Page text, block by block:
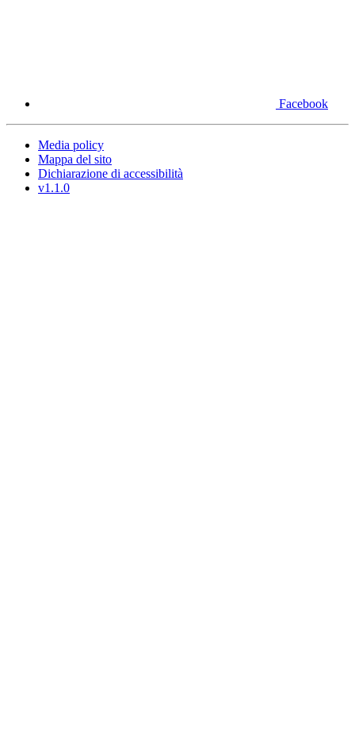
Facebook
Media policy
Mappa del sito
Dichiarazione di accessibilità
v1.1.0